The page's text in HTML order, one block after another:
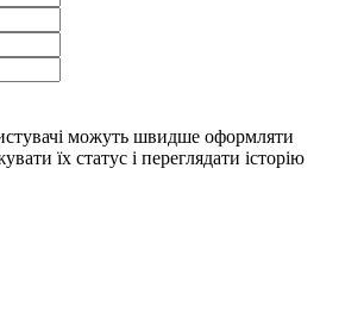
можуть швидше оформляти
їх статус і переглядати історію